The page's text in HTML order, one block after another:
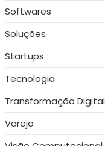
Softwares
Soluções
Startups
Tecnologia
Transformação Digital
Varejo